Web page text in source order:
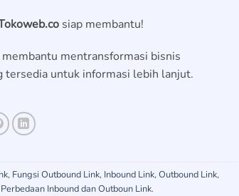
siap membantu!
membantu mentransformasi bisnis
tersedia untuk informasi lebih lanjut.
, Fungsi Outbound Link, Inbound Link, Outbound Link,
Perbedaan Inbound dan Outboun Link.